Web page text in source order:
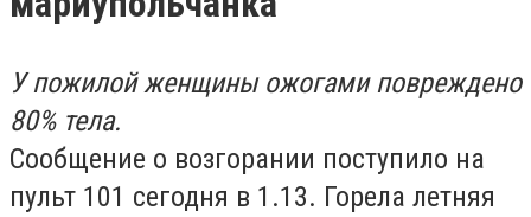
У пожилой женщины ожогами повреждено
80% тела.
Сообщение о возгорании поступило на
пульт 101 сегодня в 1.13. Горела летняя